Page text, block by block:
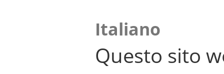
Italiano
Questo sito